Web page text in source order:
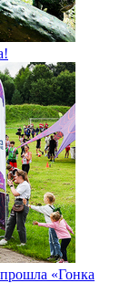
«Гонка